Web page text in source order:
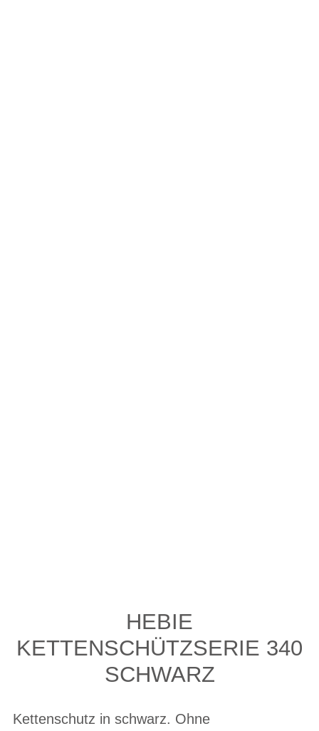
HEBIE
KETTENSCHÜTZSERIE 340
SCHWARZ
Kettenschutz in schwarz. Ohne